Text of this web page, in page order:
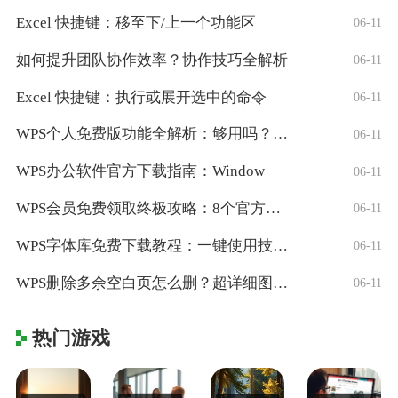
Excel 快捷键：移至下/上一个功能区 06-11
如何提升团队协作效率？协作技巧全解析 06-11
Excel 快捷键：执行或展开选中的命令 06-11
WPS个人免费版功能全解析：够用吗？适合 06-11
WPS办公软件官方下载指南：Window 06-11
WPS会员免费领取终极攻略：8个官方认证 06-11
WPS字体库免费下载教程：一键使用技巧与 06-11
WPS删除多余空白页怎么删？超详细图文教 06-11
热门游戏